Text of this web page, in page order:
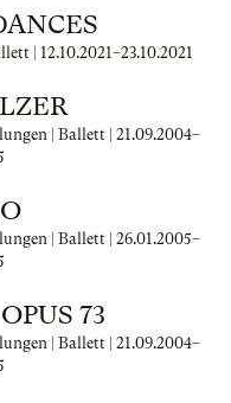
| 12.10.2021–23.10.2021
| Ballett | 21.09.2004–
| Ballett | 26.01.2005–
73
| Ballett | 21.09.2004–